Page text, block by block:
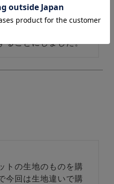
滑らかで、着心地最
ることにしました。
トの生地のものを購
今回は生地違いで購